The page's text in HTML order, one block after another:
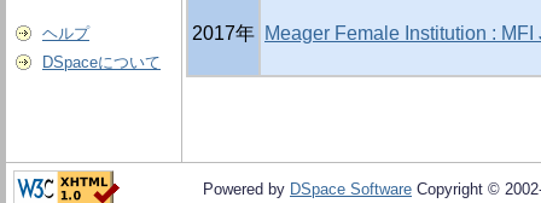
ヘルプ
DSpaceについて
2017年 Meager Female Institution :
Powered by DSpace Software Copyright ©